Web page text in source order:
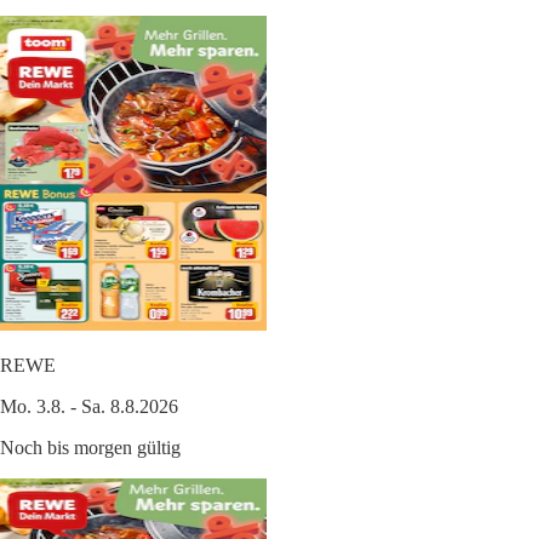
REWE
Mo. 3.8. - Sa. 8.8.2026
Noch bis morgen gültig